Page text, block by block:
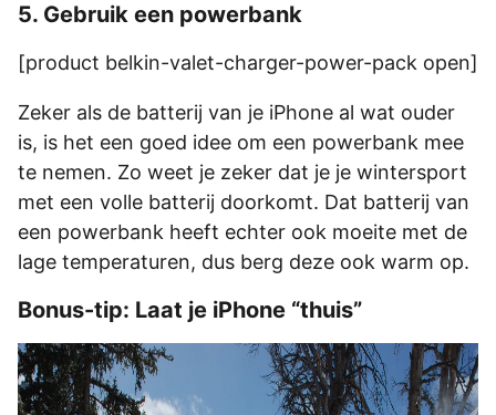
5. Gebruik een powerbank
[product belkin-valet-charger-power-pack open]
Zeker als de batterij van je iPhone al wat ouder
is, is het een goed idee om een powerbank mee
te nemen. Zo weet je zeker dat je je wintersport
met een volle batterij doorkomt. Dat batterij van
een powerbank heeft echter ook moeite met de
lage temperaturen, dus berg deze ook warm op.
Bonus-tip: Laat je iPhone “thuis”